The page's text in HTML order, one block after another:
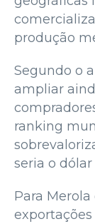
produção
Segundo o
ampliar
ranking
seria o dólar
Para Merola